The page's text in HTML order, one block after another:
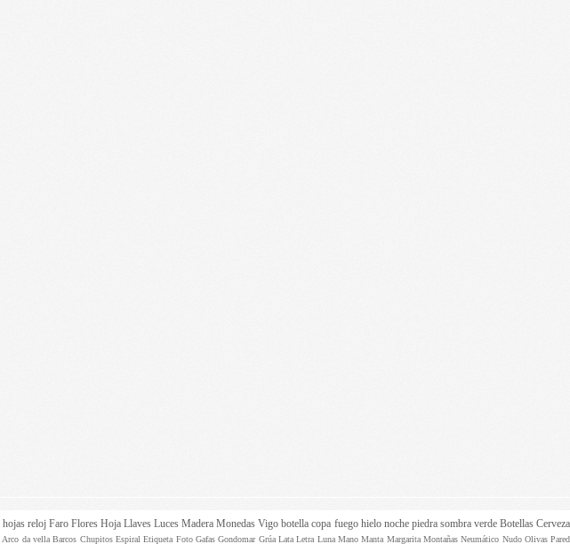
hojas reloj Faro Flores Hoja LlavesLucesMaderaMonedasVigobotellacopa fuego hielo noche piedra sombra verde BotellasCerveza
Arco da vellaBarcos Chupitos EspiralEtiqueta Foto GafasGondomar Grúa LataLetra LunaManoManta MargaritaMontañasNeumático NudoOlivasPared